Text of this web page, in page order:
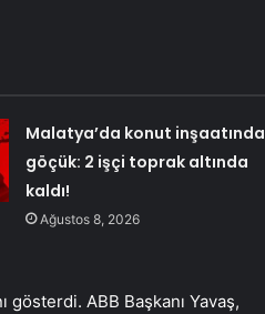
Malatya’da konut inşaatında
göçük: 2 işçi toprak altında
kaldı!
Ağustos 8, 2026
gösterdi. ABB Başkanı Yavaş,